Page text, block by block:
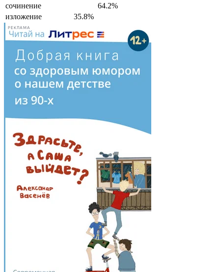
сочинение
64.2%
изложение
35.8%
РЕКЛАМА